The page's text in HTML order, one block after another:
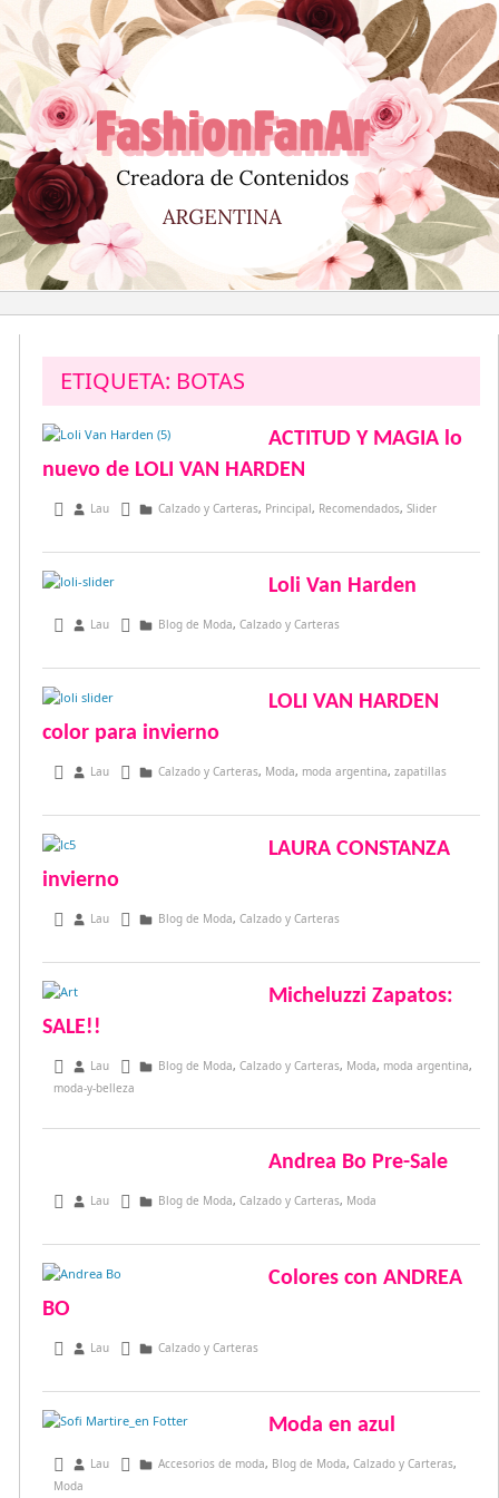
al
contenido
ETIQUETA: BOTAS
ACTITUD Y MAGIA lo
nuevo de LOLI VAN HARDEN
marzo 26, 2017
Lau Calzado y Carteras, Principal, Recomendados, Slider
Loli Van Harden
septiembre 13, 2016
Lau Blog de Moda, Calzado y Carteras
LOLI VAN HARDEN
color para invierno
marzo 4, 2016
Lau Calzado y Carteras, Moda, moda argentina, zapatillas
LAURA CONSTANZA
invierno
julio 29, 2015
Lau Blog de Moda, Calzado y Carteras
Micheluzzi Zapatos:
SALE!!
julio 28, 2015
Lau Blog de Moda, Calzado y Carteras, Moda, moda argentina,
moda-y-belleza
Andrea Bo Pre-Sale
julio 7, 2015
Lau Blog de Moda, Calzado y Carteras, Moda
Colores con ANDREA
BO
junio 9, 2015
Lau Calzado y Carteras
Moda en azul
junio 7, 2015
Lau Accesorios de moda, Blog de Moda, Calzado y Carteras,
Moda